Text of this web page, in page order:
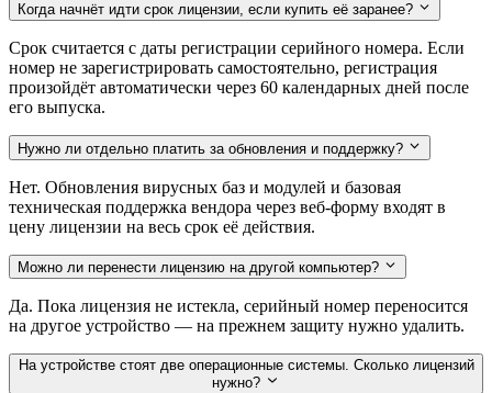
Когда начнёт идти срок лицензии, если купить её заранее?
Срок считается с даты регистрации серийного номера. Если
номер не зарегистрировать самостоятельно, регистрация
произойдёт автоматически через 60 календарных дней после
его выпуска.
Нужно ли отдельно платить за обновления и поддержку?
Нет. Обновления вирусных баз и модулей и базовая
техническая поддержка вендора через веб-форму входят в
цену лицензии на весь срок её действия.
Можно ли перенести лицензию на другой компьютер?
Да. Пока лицензия не истекла, серийный номер переносится
на другое устройство — на прежнем защиту нужно удалить.
На устройстве стоят две операционные системы. Сколько лицензий
нужно?